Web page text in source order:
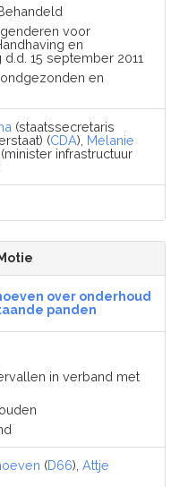
voor
en
15 september 2011
en
(staatssecretaris
(CDA), Melanie
(minister infrastructuur
Motie
over onderhoud
panden
in verband met
(D66),Attje